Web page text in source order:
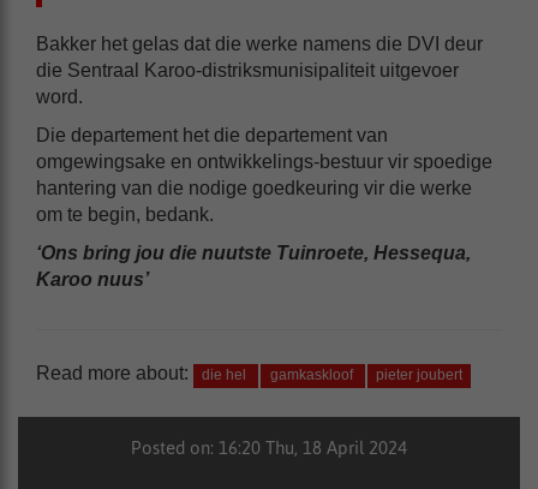
Bakker het gelas dat die werke namens die DVI deur
die Sentraal Karoo-distriksmunisipaliteit uitgevoer
word.
Die departement het die departement van
omgewingsake en ontwikkelings-bestuur vir spoedige
hantering van die nodige goedkeuring vir die werke
om te begin, bedank.
‘Ons bring jou die nuutste Tuinroete, Hessequa,
Karoo nuus’
Read more about: die hel gamkaskloof pieter joubert
Posted on: 16:20 Thu, 18 April 2024